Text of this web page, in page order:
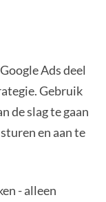
Ads deel
Gebruik
de slag te gaan
en aan te
- alleen